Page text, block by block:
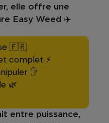
elle offre une
Easy Weed ✈️
🇫🇷
complet ⚡️
✋
🌿
entre puissance,